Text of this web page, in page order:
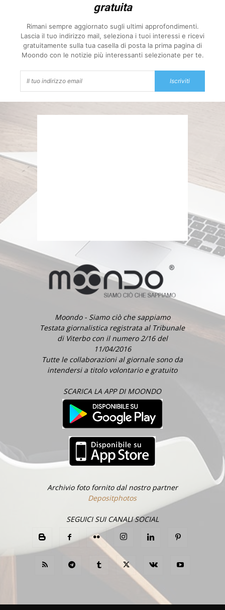
gratuita
Rimani sempre aggiornato sugli ultimi approfondimenti.
Lascia il tuo indirizzo mail, seleziona i tuoi interessi e ricevi
gratuitamente sulla tua casella di posta la prima pagina di
Moondo con le notizie più interessanti selezionate per te.
Iscriviti
Moondo - Siamo ciò che sappiamo
Testata giornalistica registrata al Tribunale
di Viterbo con il numero 2/16 del
11/04/2016
Tutte le collaborazioni al giornale sono da
intendersi a titolo volontario e gratuito
SCARICA LA APP DI MOONDO
Archivio foto fornito dal nostro partner
Depositphotos
SEGUICI SUI CANALI SOCIAL